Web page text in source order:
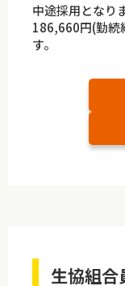
中途採用となり
186,660円(勤続
す。
生協組合